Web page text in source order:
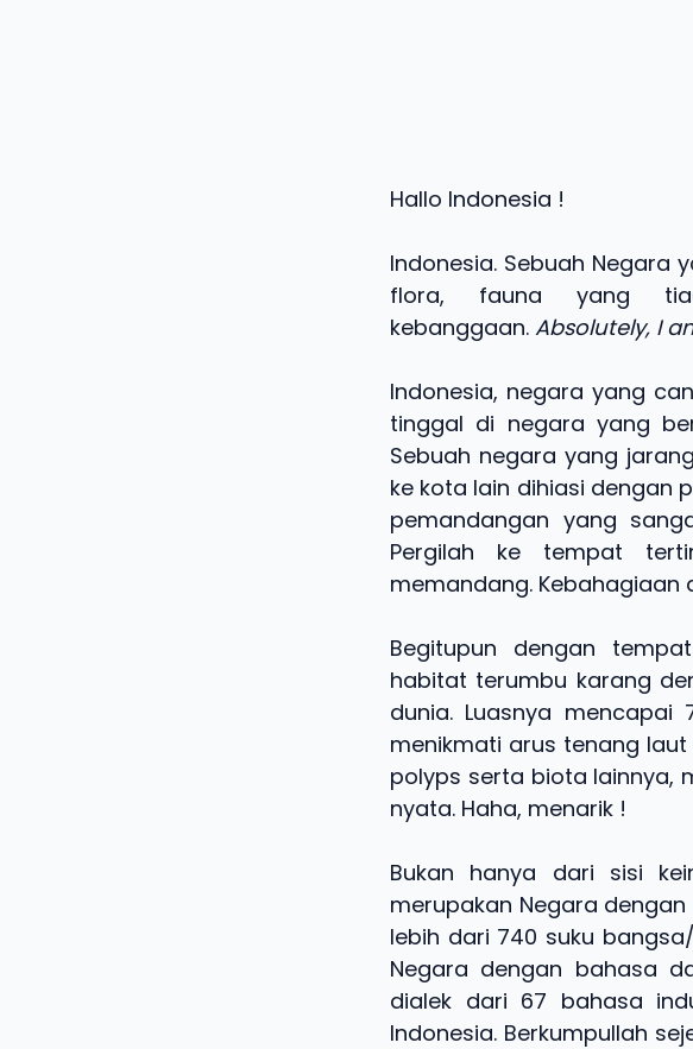
Hallo Indonesia !
Indonesia. Sebuah Negara
flora, fauna yang
kebanggaan. Absolutely, I
Indonesia, negara yang
tinggal di negara yang
Sebuah negara yang
ke kota lain dihiasi dengan
pemandangan yang
Pergilah ke tempat
memandang. Kebahagiaan
Begitupun dengan
habitat terumbu karang
dunia. Luasnya mencapai
menikmati arus tenang
polyps serta biota lainnya,
nyata. Haha, menarik !
Bukan hanya dari sisi
merupakan Negara
lebih dari 740 suku
Negara dengan bahasa
dialek dari 67 bahasa
Indonesia. Berkumpullah